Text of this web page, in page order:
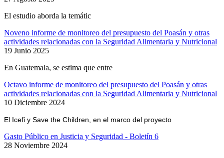
El estudio aborda la temátic
Noveno informe de monitoreo del presupuesto del Poasán y otras
actividades relacionadas con la Seguridad Alimentaria y Nutricional
19 Junio 2025
En Guatemala, se estima que entre
Octavo informe de monitoreo del presupuesto del Poasán y otras
actividades relacionadas con la Seguridad Alimentaria y Nutricional
10 Diciembre 2024
El Icefi y Save the Children, en el marco del proyecto
Gasto Público en Justicia y Seguridad - Boletín 6
28 Noviembre 2024